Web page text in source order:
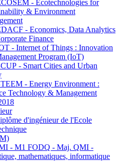
- Ecotechnologies for
& Environment
- Economics, Data Analytics
Finance
- Internet of Things : Innovation
Program (IoT)
- Smart Cities and Urban
- Energy Environment :
Technology & Management
d'ingénieur de l'Ecole
- M1 FODQ - Maj. QMI -
mathematiques, informatique